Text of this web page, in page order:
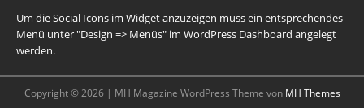
Um die Social Icons im Widget anzuzeigen muss ein entsprechendes
Menü unter "Design => Menüs" im WordPress Dashboard angelegt
werden.
Copyright © 2026 | MH Magazine WordPress Theme von MH Themes